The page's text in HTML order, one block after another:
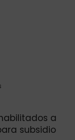
a
subsidio